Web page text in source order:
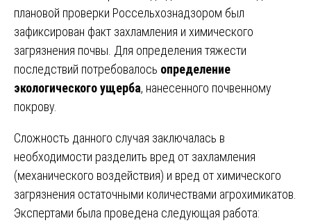
плановой проверки Россельхознадзором был
зафиксирован факт захламления и химического
загрязнения почвы. Для определения тяжести
последствий потребовалось определение
экологического ущерба, нанесенного почвенному
покрову.
Сложность данного случая заключалась в
необходимости разделить вред от захламления
(механического воздействия) и вред от химического
загрязнения остаточными количествами агрохимикатов.
Экспертами была проведена следующая работа: